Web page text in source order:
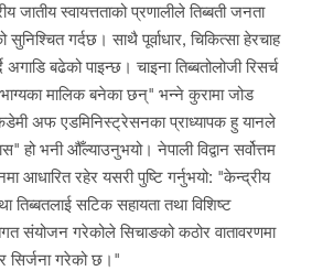
जातीय स्वायत्तताको प्रणालीले तिब्बती जनता
गर्दछ। साथै पूर्वाधार, चिकित्सा हेरचाह
अगाडि बढेको पाइन्छ। चाइना तिब्बतोलोजी रिसर्च
मालिक बनेका छन्" भन्ने कुरामा जोड
अफ एडमिनिस्ट्रेसनका प्राध्यापक हु यानले
भनी औँल्याउनुभयो। नेपाली विद्वान सर्वोत्तम
आधारित रहेर यसरी पुष्टि गर्नुभयो: "केन्द्रीय
तिब्बतलाई सटिक सहायता तथा विशिष्ट
संयोजन गरेकोले सिचाङको कठोर वातावरणमा
सिर्जना गरेको छ।"